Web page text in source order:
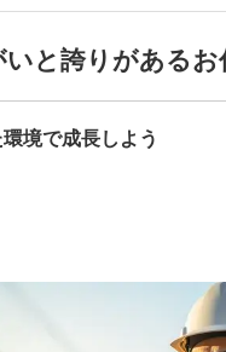
と誇りがある
境で成長しよう